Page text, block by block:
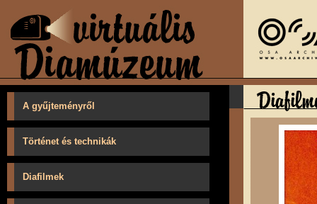
A gyűjteményről
Történet és technikák
Diafilmek